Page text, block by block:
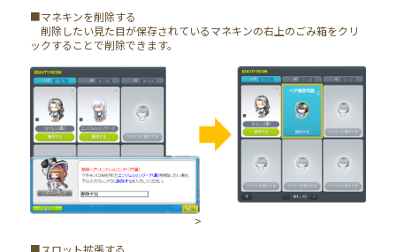
■マネキンを削除する
削除したい見た目が保存されているマネキンの右上のごみ箱をクリ
ックすることで削除できます。
>